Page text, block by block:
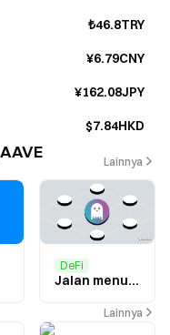
₺46.8TRY
¥6.79CNY
¥162.08JPY
$7.84HKD
Lainnya
DeFi
Jalan menuju Ekspansi AAVE
Lainnya